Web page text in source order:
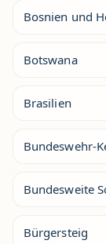
Bosnien und
Botswana
Brasilien
Bundeswehr-
Bundesweite
Bürgersteig